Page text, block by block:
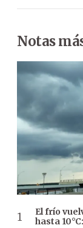
Notas
El frío
hasta